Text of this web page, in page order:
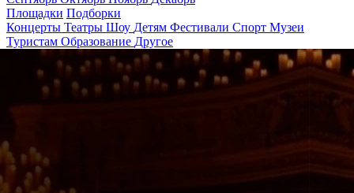
Площадки Подборки
Концерты Театры Шоу Детям Фестивали Спорт Музеи
Туристам Образование Другое